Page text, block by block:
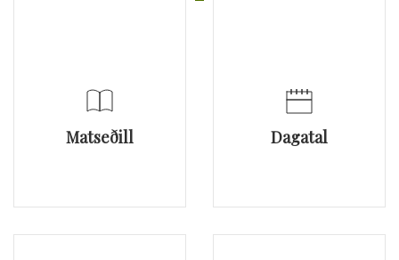
Matseðill Dagatal